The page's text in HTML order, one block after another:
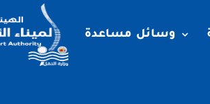
وسائل مساعدة